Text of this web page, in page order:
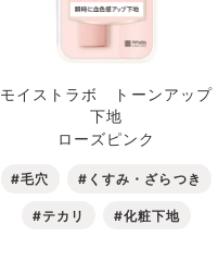
モイストラボ トーンアップ
下地
ローズピンク
#毛穴 #くすみ・ざらつき
#テカリ #化粧下地